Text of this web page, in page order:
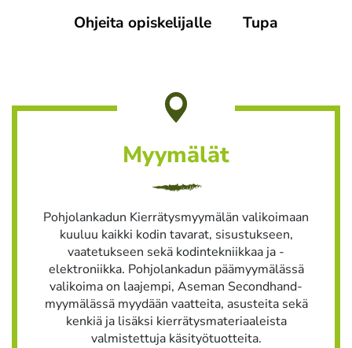
Ohjeita opiskelijalle Tupa
Myymälät
Pohjolankadun Kierrätysmyymälän valikoimaan
kuuluu kaikki kodin tavarat, sisustukseen,
vaatetukseen sekä kodintekniikkaa ja -
elektroniikka. Pohjolankadun päämyymälässä
valikoima on laajempi, Aseman Secondhand-
myymälässä myydään vaatteita, asusteita sekä
kenkiä ja lisäksi kierrätysmateriaaleista
valmistettuja käsityötuotteita.